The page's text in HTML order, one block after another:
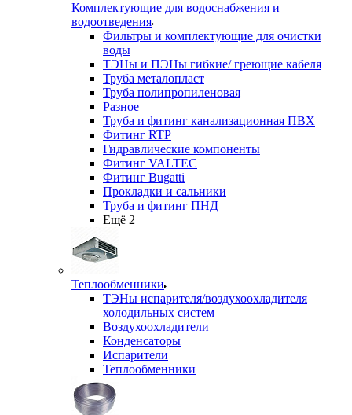
Комплектующие для водоснабжения и
водоотведения
Фильтры и комплектующие для очистки
воды
ТЭНы и ПЭНы гибкие/ греющие кабеля
Труба металопласт
Труба полипропиленовая
Разное
Труба и фитинг канализационная ПВХ
Фитинг RTP
Гидравлические компоненты
Фитинг VALTEC
Фитинг Bugatti
Прокладки и сальники
Труба и фитинг ПНД
Ещё 2
Теплообменники
ТЭНы испарителя/воздухоохладителя
холодильных систем
Воздухоохладители
Конденсаторы
Испарители
Теплообменники